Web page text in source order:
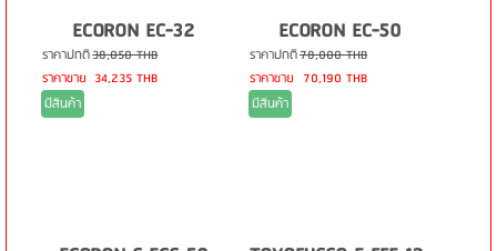
ECORON EC-32
ราคาปกติ38,050 THB
ราคาขาย 34,235 THB
มีสินค้า
ECORON EC-50
ราคาปกติ78,000 THB
ราคาขาย 70,190 THB
มีสินค้า